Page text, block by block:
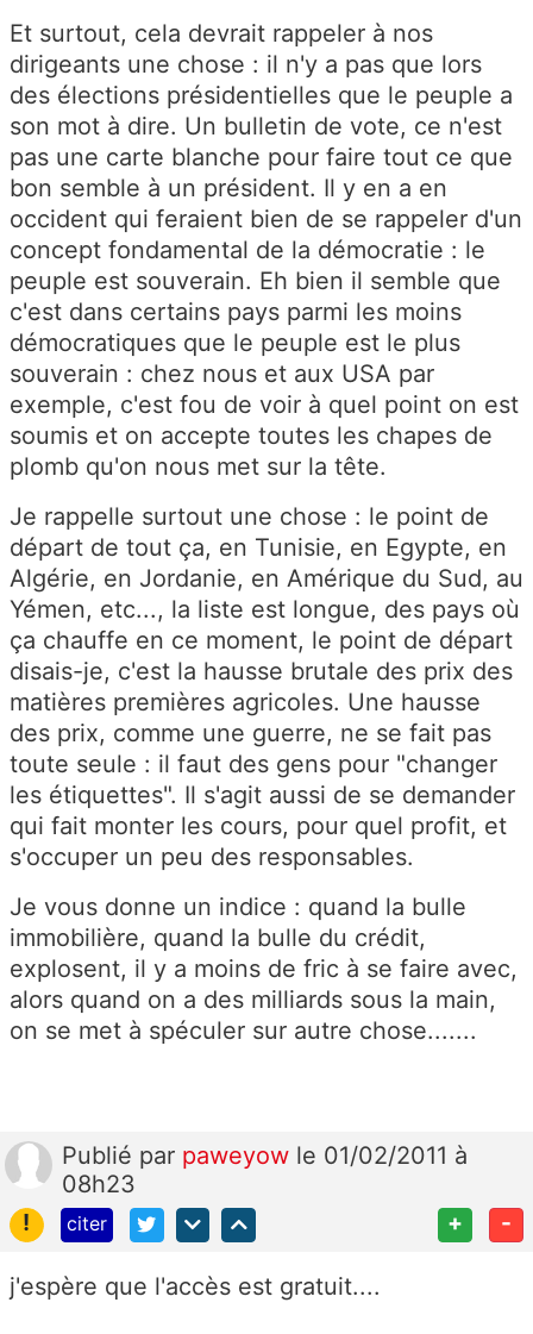
Et surtout, cela devrait rappeler à nos
dirigeants une chose : il n'y a pas que lors
des élections présidentielles que le peuple a
son mot à dire. Un bulletin de vote, ce n'est
pas une carte blanche pour faire tout ce que
bon semble à un président. Il y en a en
occident qui feraient bien de se rappeler d'un
concept fondamental de la démocratie : le
peuple est souverain. Eh bien il semble que
c'est dans certains pays parmi les moins
démocratiques que le peuple est le plus
souverain : chez nous et aux USA par
exemple, c'est fou de voir à quel point on est
soumis et on accepte toutes les chapes de
plomb qu'on nous met sur la tête.
Je rappelle surtout une chose : le point de
départ de tout ça, en Tunisie, en Egypte, en
Algérie, en Jordanie, en Amérique du Sud, au
Yémen, etc..., la liste est longue, des pays où
ça chauffe en ce moment, le point de départ
disais-je, c'est la hausse brutale des prix des
matières premières agricoles. Une hausse
des prix, comme une guerre, ne se fait pas
toute seule : il faut des gens pour "changer
les étiquettes". Il s'agit aussi de se demander
qui fait monter les cours, pour quel profit, et
s'occuper un peu des responsables.
Je vous donne un indice : quand la bulle
immobilière, quand la bulle du crédit,
explosent, il y a moins de fric à se faire avec,
alors quand on a des milliards sous la main,
on se met à spéculer sur autre chose.......
Publié par paweyow le 01/02/2011 à
08h23
!
citer + -
j'espère que l'accès est gratuit....